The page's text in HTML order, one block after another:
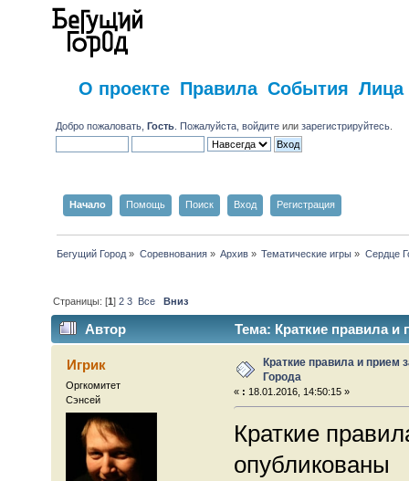
О проекте Правила События Лица
Добро пожаловать,Гость . Пожалуйста,войдите илизарегистрируйтесь
Начало Помощь Поиск Вход Регистрация
Бегущий Город » Соревнования» Архив » Тематические игры » Сердце
Страницы: [1]2 3 Все Вниз
Автор Тема: Краткие правила и
Игрик
Оргкомитет
Сэнсей
Краткие правила и прием
Города
« : 18.01.2016, 14:50:15 »
Краткие
опубликованы